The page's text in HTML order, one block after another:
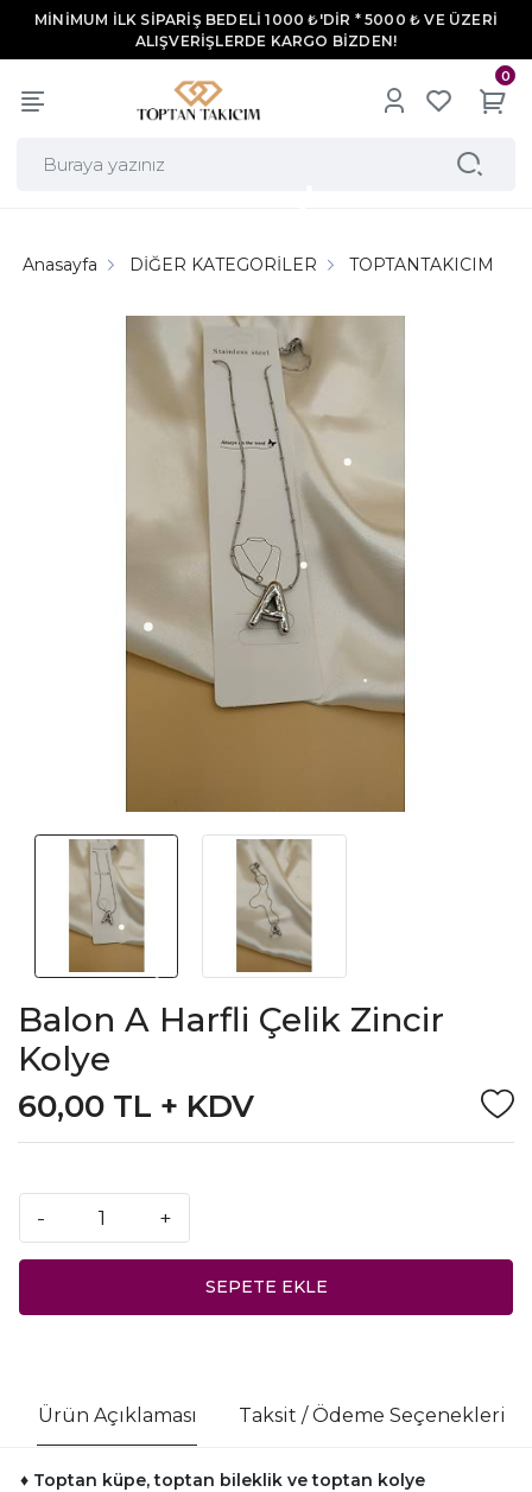
MİNİMUM İLK SİPARİŞ BEDELİ 1000 ₺'DİR * 5000 ₺ VE ÜZERİ
ALIŞVERİŞLERDE KARGO BİZDEN!
0
Anasayfa DİĞER KATEGORİLER TOPTANTAKICIM
Balon A Harfli Çelik Zincir
Kolye
60,00 TL + KDV
- +
SEPETE EKLE
Ürün Açıklaması Taksit / Ödeme Seçenekleri
♦ Toptan küpe, toptan bileklik ve toptan kolye